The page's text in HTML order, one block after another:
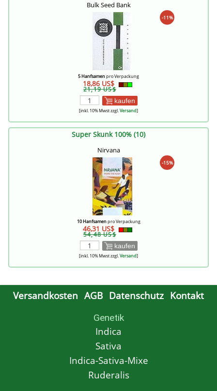
Bulk Seed Bank
-11%
5 Hanfsamenpro Verpackung
18,86 US$
21,19 US$
kaufen
[inkl. 10% Mwst zzgl.Versand]
Super Skunk 100% (10)
Nirvana
-15%
10 Hanfsamenpro Verpackung
46,31 US$
54,48 US$
kaufen
[inkl. 10% Mwst zzgl.Versand]
Versandkosten AGB Datenschutz Kontakt
Genetik
Indica
Sativa
Indica-Sativa-Mixe
Ruderalis